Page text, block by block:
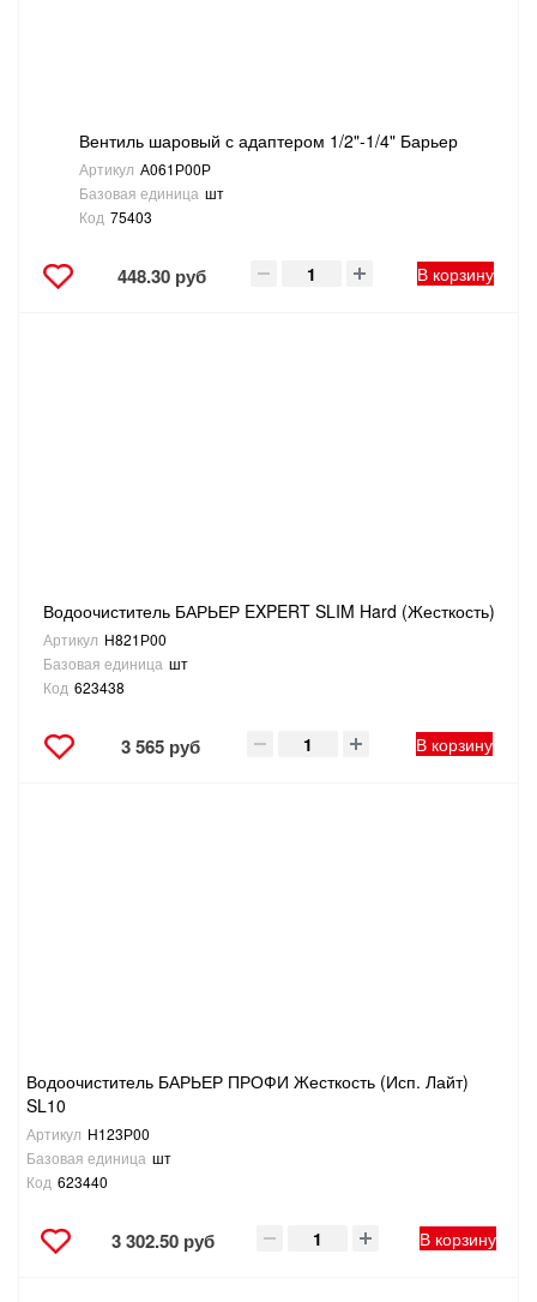
СНЕГОУБОРОЧНЫЙ ИНВЕНТАРЬ
СТРЕМЯНКИ,ЛЕСТНИЦЫ
СТРОИТЕЛЬНЫЕ И ОТДЕЛОЧНЫЕ МАТЕРИАЛЫ
ЭЛЕКТРОМОНТАЖНЫЕ ТОВАРЫ, СВЕТОТЕХНИКА
Вентиль шаровый с адаптером 1/2"-1/4" Барьер
Артикул А061Р00Р
Базовая единица шт
Код 75403
448.30 руб В корзину
Водоочиститель БАРЬЕР EXPERT SLIM Hard (Жесткость)
Артикул Н821Р00
Базовая единица шт
Код 623438
3 565 руб В корзину
Водоочиститель БАРЬЕР ПРОФИ Жесткость (Исп. Лайт)
SL10
Артикул Н123Р00
Базовая единица шт
Код 623440
3 302.50 руб В корзину